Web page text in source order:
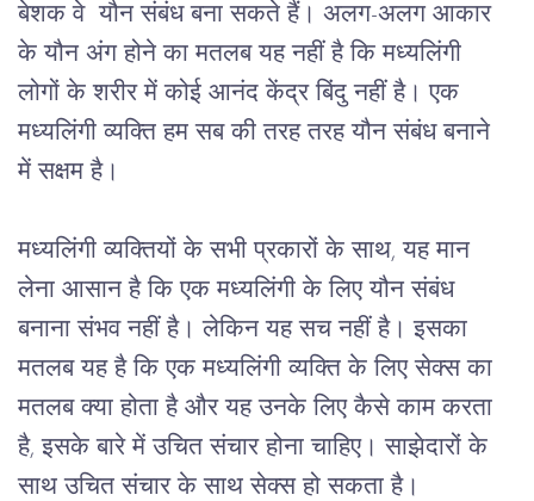
बेशक वे यौन संबंध बना सकते हैं। अलग-अलग आकार
के यौन अंग होने का मतलब यह नहीं है कि मध्यलिंगी
लोगों के शरीर में कोई आनंद केंद्र बिंदु नहीं है। एक
मध्यलिंगी व्यक्ति हम सब की तरह तरह यौन संबंध बनाने
में सक्षम है।
मध्यलिंगी व्यक्तियों के सभी प्रकारों के साथ, यह मान
लेना आसान है कि एक मध्यलिंगी के लिए यौन संबंध
बनाना संभव नहीं है। लेकिन यह सच नहीं है। इसका
मतलब यह है कि एक मध्यलिंगी व्यक्ति के लिए सेक्स का
मतलब क्या होता है और यह उनके लिए कैसे काम करता
है, इसके बारे में उचित संचार होना चाहिए। साझेदारों के
साथ उचित संचार के साथ सेक्स हो सकता है।